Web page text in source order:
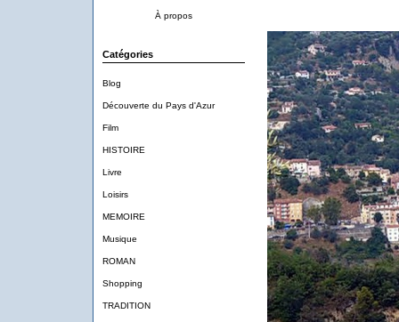
À propos
Catégories
Blog
Découverte du Pays d'Azur
Film
HISTOIRE
Livre
Loisirs
MEMOIRE
Musique
ROMAN
Shopping
TRADITION